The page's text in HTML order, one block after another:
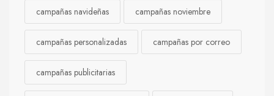
campañas navideñas campañas noviembre
campañas personalizadas campañas por correo
campañas publicitarias